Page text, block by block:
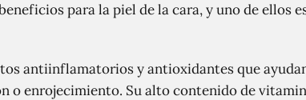
para la piel de la cara, y uno de ellos
antiinflamatorios y antioxidantes que
o enrojecimiento. Su alto contenido de